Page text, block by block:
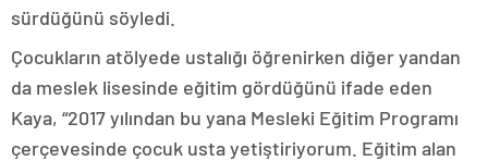
sürdüğünü söyledi.
Çocukların atölyede ustalığı öğrenirken diğer yandan
da meslek lisesinde eğitim gördüğünü ifade eden
Kaya, “2017 yılından bu yana Mesleki Eğitim Programı
çerçevesinde çocuk usta yetiştiriyorum. Eğitim alan